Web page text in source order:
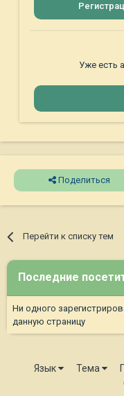
Уже есть
Поделиться
Перейти к списку тем
Последние
Ни одного
данную страницу
Язык Тема